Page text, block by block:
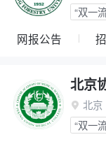
“双一
网报公告
北京
 北京
“双一